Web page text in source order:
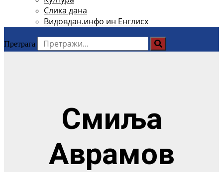
Слика дана
Видовдан.инфо ин Енглисх
Претрага
Смиља
Аврамов